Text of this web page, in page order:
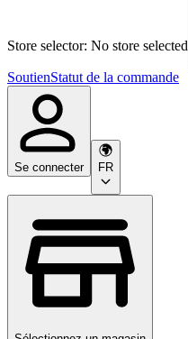
Store selector: No store selected
SoutienStatut de la commande
Se connecter FR